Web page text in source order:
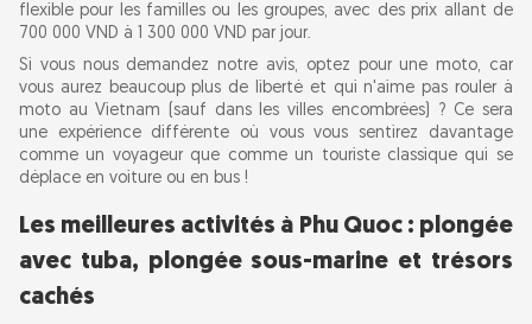
flexible pour les familles ou les groupes, avec des prix allant de
700 000 VND à 1 300 000 VND par jour.
Si vous nous demandez notre avis, optez pour une moto, car
vous aurez beaucoup plus de liberté et qui n'aime pas rouler à
moto au Vietnam (sauf dans les villes encombrées) ? Ce sera
une expérience différente où vous vous sentirez davantage
comme un voyageur que comme un touriste classique qui se
déplace en voiture ou en bus !
Les meilleures activités à Phu Quoc : plongée
avec tuba, plongée sous-marine et trésors
cachés